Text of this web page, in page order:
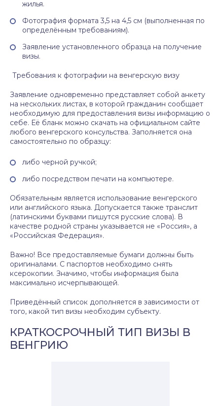
жилья.
Фотография формата 3,5 на 4,5 см (выполненная по
определённым требованиям).
Заявление установленного образца на получение
визы.
Требования к фотографии на венгерскую визу
Заявление одновременно представляет собой анкету
на нескольких листах, в которой гражданин сообщает
необходимую для предоставления визы информацию о
себе. Её бланк можно скачать на официальном сайте
любого венгерского консульства. Заполняется она
самостоятельно по образцу:
либо черной ручкой;
либо посредством печати на компьютере.
Обязательным является использование венгерского
или английского языка. Допускается также транслит
(латинскими буквами пишутся русские слова). В
качестве родной страны указывается не «Россия», а
«Российская Федерация».
Важно! Все предоставляемые бумаги должны быть
оригиналами. С паспортов необходимо снять
ксерокопии. Значимо, чтобы информация была
максимально исчерпывающей.
Приведённый список дополняется в зависимости от
того, какой тип визы необходим субъекту.
КРАТКОСРОЧНЫЙ ТИП ВИЗЫ В
ВЕНГРИЮ